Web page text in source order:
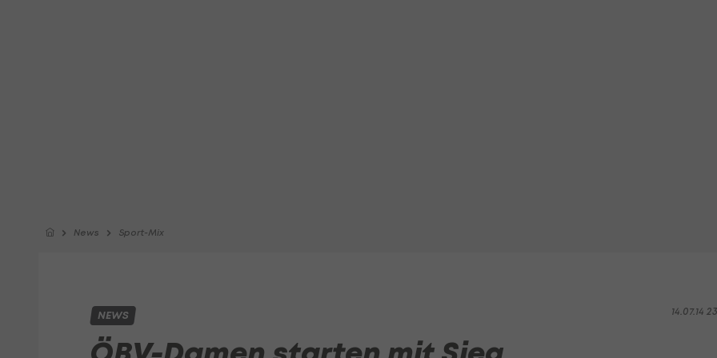
News Sport-Mix
14.07.14
NEWS